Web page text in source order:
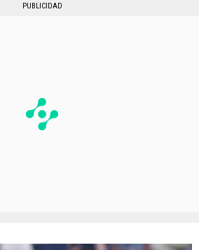
PUBLICIDAD